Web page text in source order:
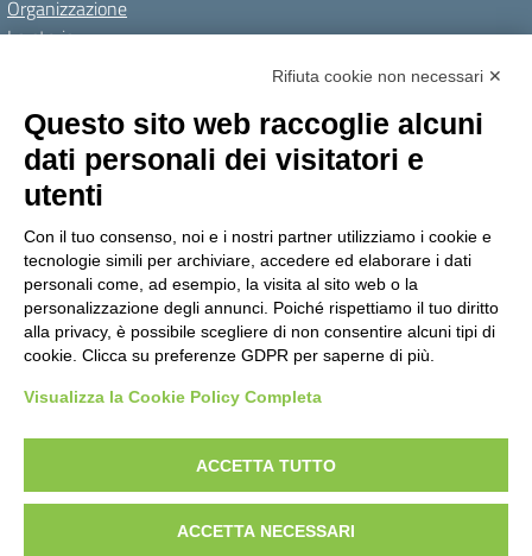
Organizzazione
La storia
Personale scolastico
Famiglie e studenti
Percorsi di studio
Offerta formativa
I progetti delle classi
Novità
Le notizie
Amministrazione TrasparenteAlbo onlinePrivacy Policy
Dichiarazione di accessibilitàObiettivi di accessibilità
Note legali
Concept & Design by Designers Italia
Rifiuta cookie non necessari ✕
Questo sito web raccoglie alcuni
dati personali dei visitatori e
utenti
Con il tuo consenso, noi e i nostri partner utilizziamo i cookie e
tecnologie simili per archiviare, accedere ed elaborare i dati
personali come, ad esempio, la visita al sito web o la
personalizzazione degli annunci. Poiché rispettiamo il tuo diritto
alla privacy, è possibile scegliere di non consentire alcuni tipi di
cookie. Clicca su preferenze GDPR per saperne di più.
Visualizza la Cookie Policy Completa
ACCETTA TUTTO
ACCETTA NECESSARI